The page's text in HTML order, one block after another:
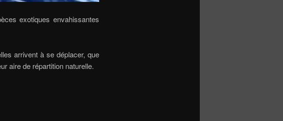
exotiques envahissantes
arrivent à se déplacer, que
aire de répartition naturelle.